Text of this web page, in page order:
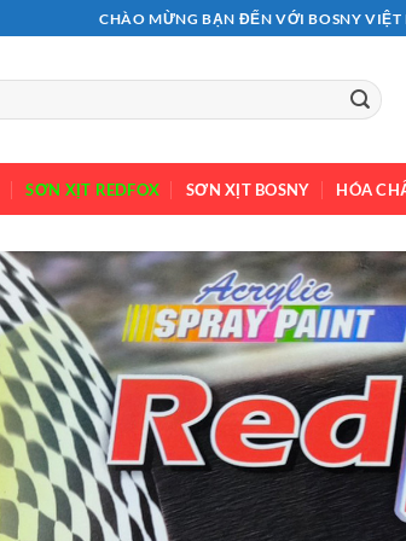
CHÀO MỪNG BẠN ĐẾN VỚI BOSNY VIỆT
SƠN XỊT REDFOX SƠN XỊT BOSNY HÓA